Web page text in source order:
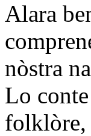
Alara
nòstra
Lo
folklòre,